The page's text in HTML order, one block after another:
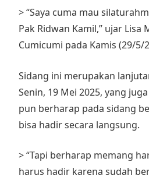
> “Saya cuma mau
Pak Ridwan Kamil,” ujar
Cumicumi pada Kamis (29/5/
Sidang ini merupakan
Senin, 19 Mei 2025, yang
pun berharap pada sidang
bisa hadir secara langsung.
> “Tapi berharap memang
harus hadir karena sudah